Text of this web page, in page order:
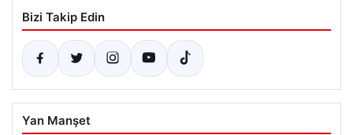
Bizi Takip Edin
Yan Manşet